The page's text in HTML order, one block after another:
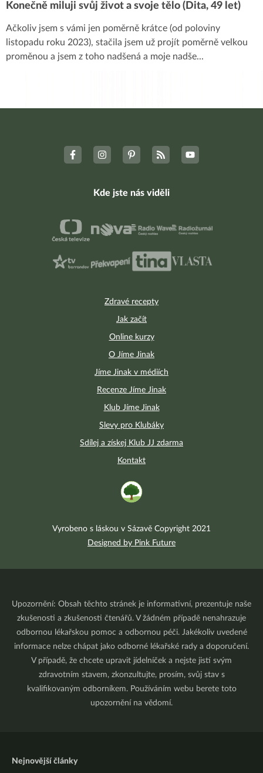
Konečně miluji svůj život a svoje tělo (Dita, 49 let)
Ačkoliv jsem s vámi jen poměrně krátce (od poloviny
listopadu roku 2023), stačila jsem už projít poměrně velkou
proměnou a jsem z toho nadšená a moje nadše...
Zdravé recepty
Jak začít
Online kurzy
O Jíme Jinak
Jíme Jinak v médiích
Recenze Jíme Jinak
Klub Jíme Jinak
Slevy pro Klubáky
Sdílej a získej Klub JJ zdarma
Kontakt
Kde jste nás viděli
Vyrobeno s láskou v Sázavě Copyright 2021
Designed by Pink Future
Upozornění: Obsah těchto stránek je informativní, prezentuje naše
zkušenosti a zkušenosti čtenářů. V žádném případě nenahrazuje
odbornou lékařskou pomoc a odbornou péči. Jakékoliv uvedené
informace nelze chápat jako odborné lékařské rady a doporučení.
V případě, že chcete upravit jídelníček a nejste jistí svým
zdravotním stavem, zkonzultujte, prosím, svůj stav s
kvalifikovaným odborníkem. Používáním webu berete toto
upozornění na vědomí.
Nejnovější články